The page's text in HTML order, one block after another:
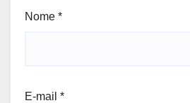
Nome *
E-mail *